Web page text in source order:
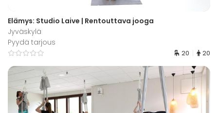
Elämys: Studio Laive | Rentouttava jooga
Jyväskylä
Pyydä tarjous
20 20